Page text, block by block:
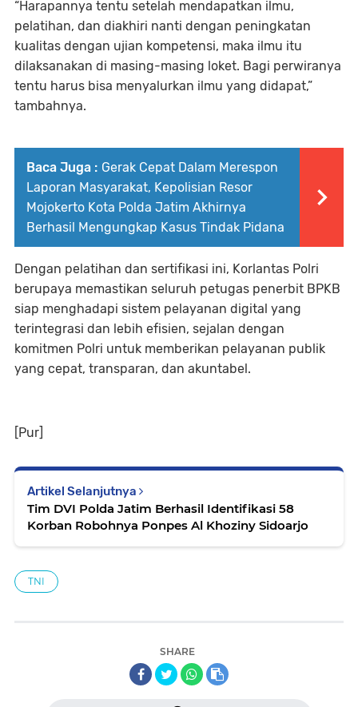
“Harapannya tentu setelah mendapatkan ilmu,
pelatihan, dan diakhiri nanti dengan peningkatan
kualitas dengan ujian kompetensi, maka ilmu itu
dilaksanakan di masing-masing loket. Bagi perwiranya
tentu harus bisa menyalurkan ilmu yang didapat,”
tambahnya.
Baca Juga : Gerak Cepat Dalam Merespon
Laporan Masyarakat, Kepolisian Resor
Mojokerto Kota Polda Jatim Akhirnya
Berhasil Mengungkap Kasus Tindak Pidana
Dengan pelatihan dan sertifikasi ini, Korlantas Polri
berupaya memastikan seluruh petugas penerbit BPKB
siap menghadapi sistem pelayanan digital yang
terintegrasi dan lebih efisien, sejalan dengan
komitmen Polri untuk memberikan pelayanan publik
yang cepat, transparan, dan akuntabel.
[Pur]
Artikel Selanjutnya
Tim DVI Polda Jatim Berhasil Identifikasi 58
Korban Robohnya Ponpes Al Khoziny Sidoarjo
TNI
SHARE